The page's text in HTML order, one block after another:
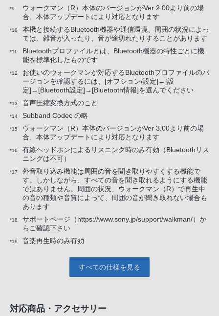
*9
ウォークマン（R）本体のバージョンがVer 2.00より前の場
合、本体アップデートにより対応となります
*10
本機と接続するBluetooth機器や通信環境、周囲の状況によっ
ては、雑音が入ったり、音が途切れたりすることがあります
*11
Bluetoothプロファイルとは、Bluetooth機器の特性ごとに機
能を標準化したものです
*12
お使いのウォークマンが対応するBluetoothプロファイルのバ
ージョンを確認するには、[オプション/設定]→[設
定]→[Bluetooth設定]→[Bluetooth情報]を選んでください
*13 音声圧縮変換方式のこと
*14 Subband Codec の略
*15
ウォークマン（R）本体のバージョンがVer 3.00より前の場
合、本体アップデートにより対応となります
*16
有線ヘッドホンによるリスニング時のみ有効（Bluetoothリス
ニングは不可）
*17
外音取り込み機能は周囲の音を聞き取りやすくする機能で
す。しかしながら、すべての音を聞き取れるようにする機能
ではありません。周囲の状況、ウォークマン（R）で再生中
の音の種類や音質によって、周囲の音が聞き取れない場合も
あります
*18
サポートページ（https://www.sony.jp/support/walkman/）か
らご確認下さい
*19 音楽再生時のみ有効
すべての仕様を見る
対応商品・アクセサリー